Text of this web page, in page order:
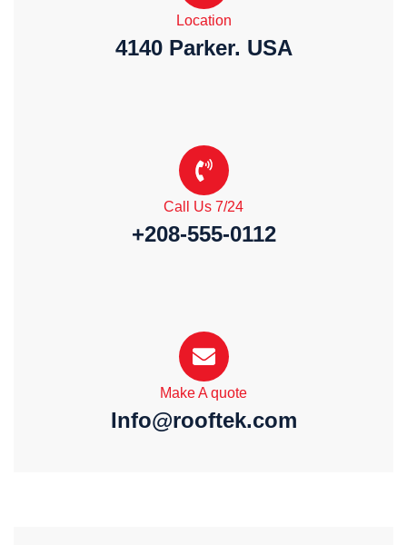
Location
4140 Parker. USA
Call Us 7/24
+208-555-0112
Make A quote
Info@rooftek.com